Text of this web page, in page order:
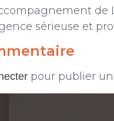
sérieuse et
pour publier